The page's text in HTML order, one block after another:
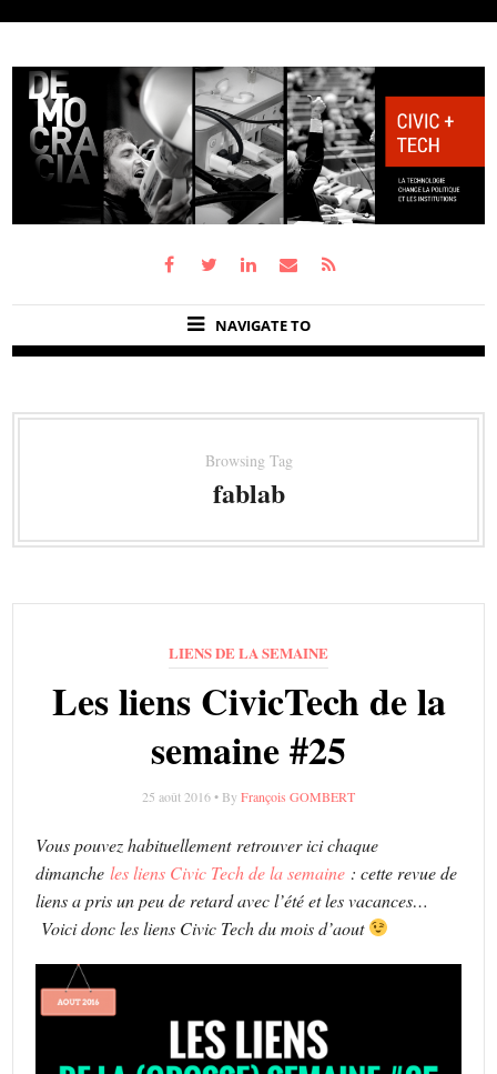
NAVIGATE TO
Browsing Tag
fablab
LIENS DE LA SEMAINE
Les liens CivicTech de la
semaine #25
25 août 2016 • By François GOMBERT
Vous pouvez habituellement retrouver ici chaque
dimancheles liens Civic Tech de la semaine : cette revue de
liens a pris un peu de retard avec l’été et les vacances…
Voici donc les liens Civic Tech du mois d’aout